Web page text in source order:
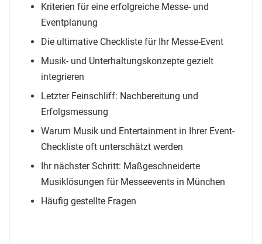
Kriterien für eine erfolgreiche Messe- und
Eventplanung
Die ultimative Checkliste für Ihr Messe-Event
Musik- und Unterhaltungskonzepte gezielt
integrieren
Letzter Feinschliff: Nachbereitung und
Erfolgsmessung
Warum Musik und Entertainment in Ihrer Event-
Checkliste oft unterschätzt werden
Ihr nächster Schritt: Maßgeschneiderte
Musiklösungen für Messeevents in München
Häufig gestellte Fragen